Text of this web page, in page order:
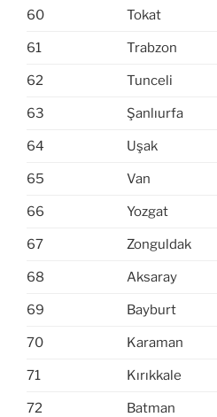
60 Tokat
61 Trabzon
62 Tunceli
63 Şanlıurfa
64 Uşak
65 Van
66 Yozgat
67 Zonguldak
68 Aksaray
69 Bayburt
70 Karaman
71 Kırıkkale
72 Batman